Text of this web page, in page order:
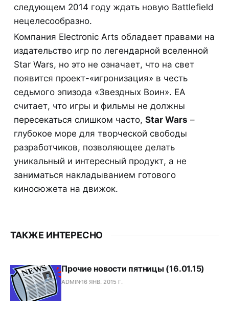
следующем 2014 году ждать новую Battlefield
нецелесообразно.
Компания Electronic Arts обладает правами на
издательство игр по легендарной вселенной
Star Wars, но это не означает, что на свет
появится проект-«игронизация» в честь
седьмого эпизода «Звездных Воин». EA
считает, что игры и фильмы не должны
пересекаться слишком часто, Star Wars –
глубокое море для творческой свободы
разработчиков, позволяющее делать
уникальный и интересный продукт, а не
заниматься накладыванием готового
киносюжета на движок.
ТАКЖЕ ИНТЕРЕСНО
Прочие новости пятницы (16.01.15)
ADMIN16 ЯНВ. 2015 Г.